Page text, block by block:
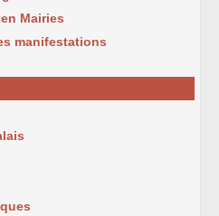
Mairies
manifestations